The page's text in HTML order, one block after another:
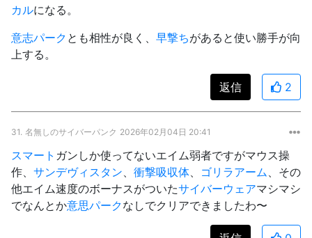
カルになる。
意志パーク とも相性が良く、 早撃ちがあると使い勝手が向
上する。
返信 2
31. 名無しのサイバーパンク 2026年02月04日 20:41
スマート ガンしか使ってないエイム弱者ですがマウス操
作、 サンデヴィスタン 衝撃吸収体 ゴリラアーム 、その
他エイム速度のボーナスがついたサイバーウェアマシマシ
でなんとか意思パークなしでクリアできましたわ〜